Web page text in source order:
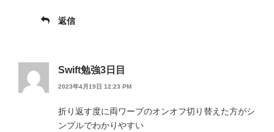
返信
Swift勉強3日目
2023年4月19日 12:23 PM
折り返す度に両ワープのオンオフ切り替えた方がシ
ンプルでわかりやすい